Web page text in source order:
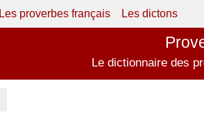
Les proverbes français Les dictons
Le dictionnaire des